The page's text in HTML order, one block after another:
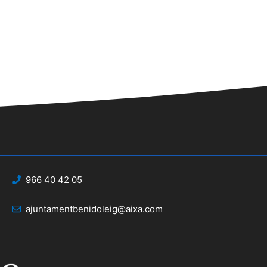
966 40 42 05
ajuntamentbenidoleig@aixa.com